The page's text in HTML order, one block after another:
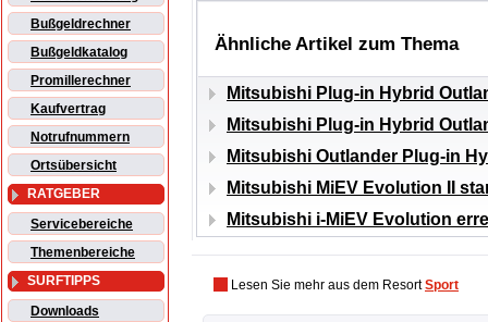
Bußgeldrechner
Bußgeldkatalog
Promillerechner
Kaufvertrag
Notrufnummern
Ortsübersicht
RATGEBER
Servicebereiche
Themenbereiche
SURFTIPPS
Downloads
Ähnliche Artikel zum Thema
Mitsubishi Plug-in Hybrid
Mitsubishi Plug-in Hybrid
Mitsubishi Outlander Plug-in
Mitsubishi MiEV Evolution II
Mitsubishi i-MiEV Evolution
Lesen Sie mehr aus dem ResortSport